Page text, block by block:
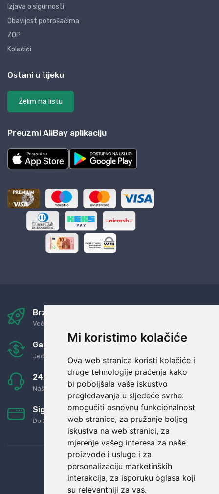
Mi koristimo kolačiće
Ova web stranica koristi kolačiće i
druge tehnologije praćenja kako
bi poboljšala vaše iskustvo
pregledavanja u sljedeće svrhe:
omogućiti osnovnu funkcionalnost
web stranice, za pružanje boljeg
iskustva na web stranici, za
mjerenje vašeg interesa za naše
proizvode i usluge i za
personalizaciju marketinških
interakcija, za isporuku oglasa koji
su relevantniji za vas.
Izjava o sigurnosti
Obavijest potrošačima
ZOP
Kolačići
Ostani u tijeku
Želim na listu
Preuzmi AliBay aplikaciju
Brza i sigurna dostava
Već za nekoliko dana kod vas
Garancija u povrat novaca
Jednostavno pravilo: Roba za novac
24/7 odlična podrška
Naši agenti uvijek na raspolaganju
Sigurno obročno plaćanje
Do 24 rata bez kamata